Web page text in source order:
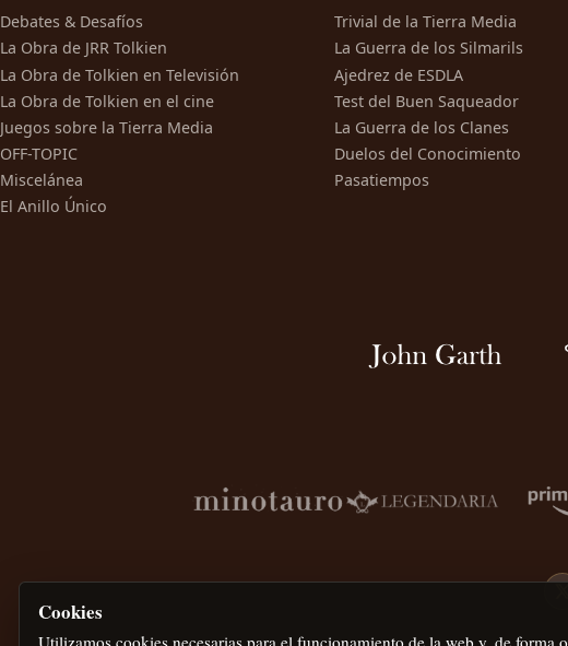
Debates & Desafíos
La Obra de JRR Tolkien
La Obra de Tolkien en Televisión
La Obra de Tolkien en el cine
Juegos sobre la Tierra Media
OFF-TOPIC
Miscelánea
El Anillo Único
Trivial de la Tierra Media
La Guerra de los Silmarils
Ajedrez de ESDLA
Test del Buen Saqueador
La Guerra de los Clanes
Duelos del Conocimiento
Pasatiempos
Cookies
Utilizamos cookies necesarias para el funcionamiento de la web y, de forma